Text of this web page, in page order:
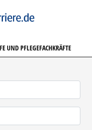
UND PFLEGEFACHKRÄFTE